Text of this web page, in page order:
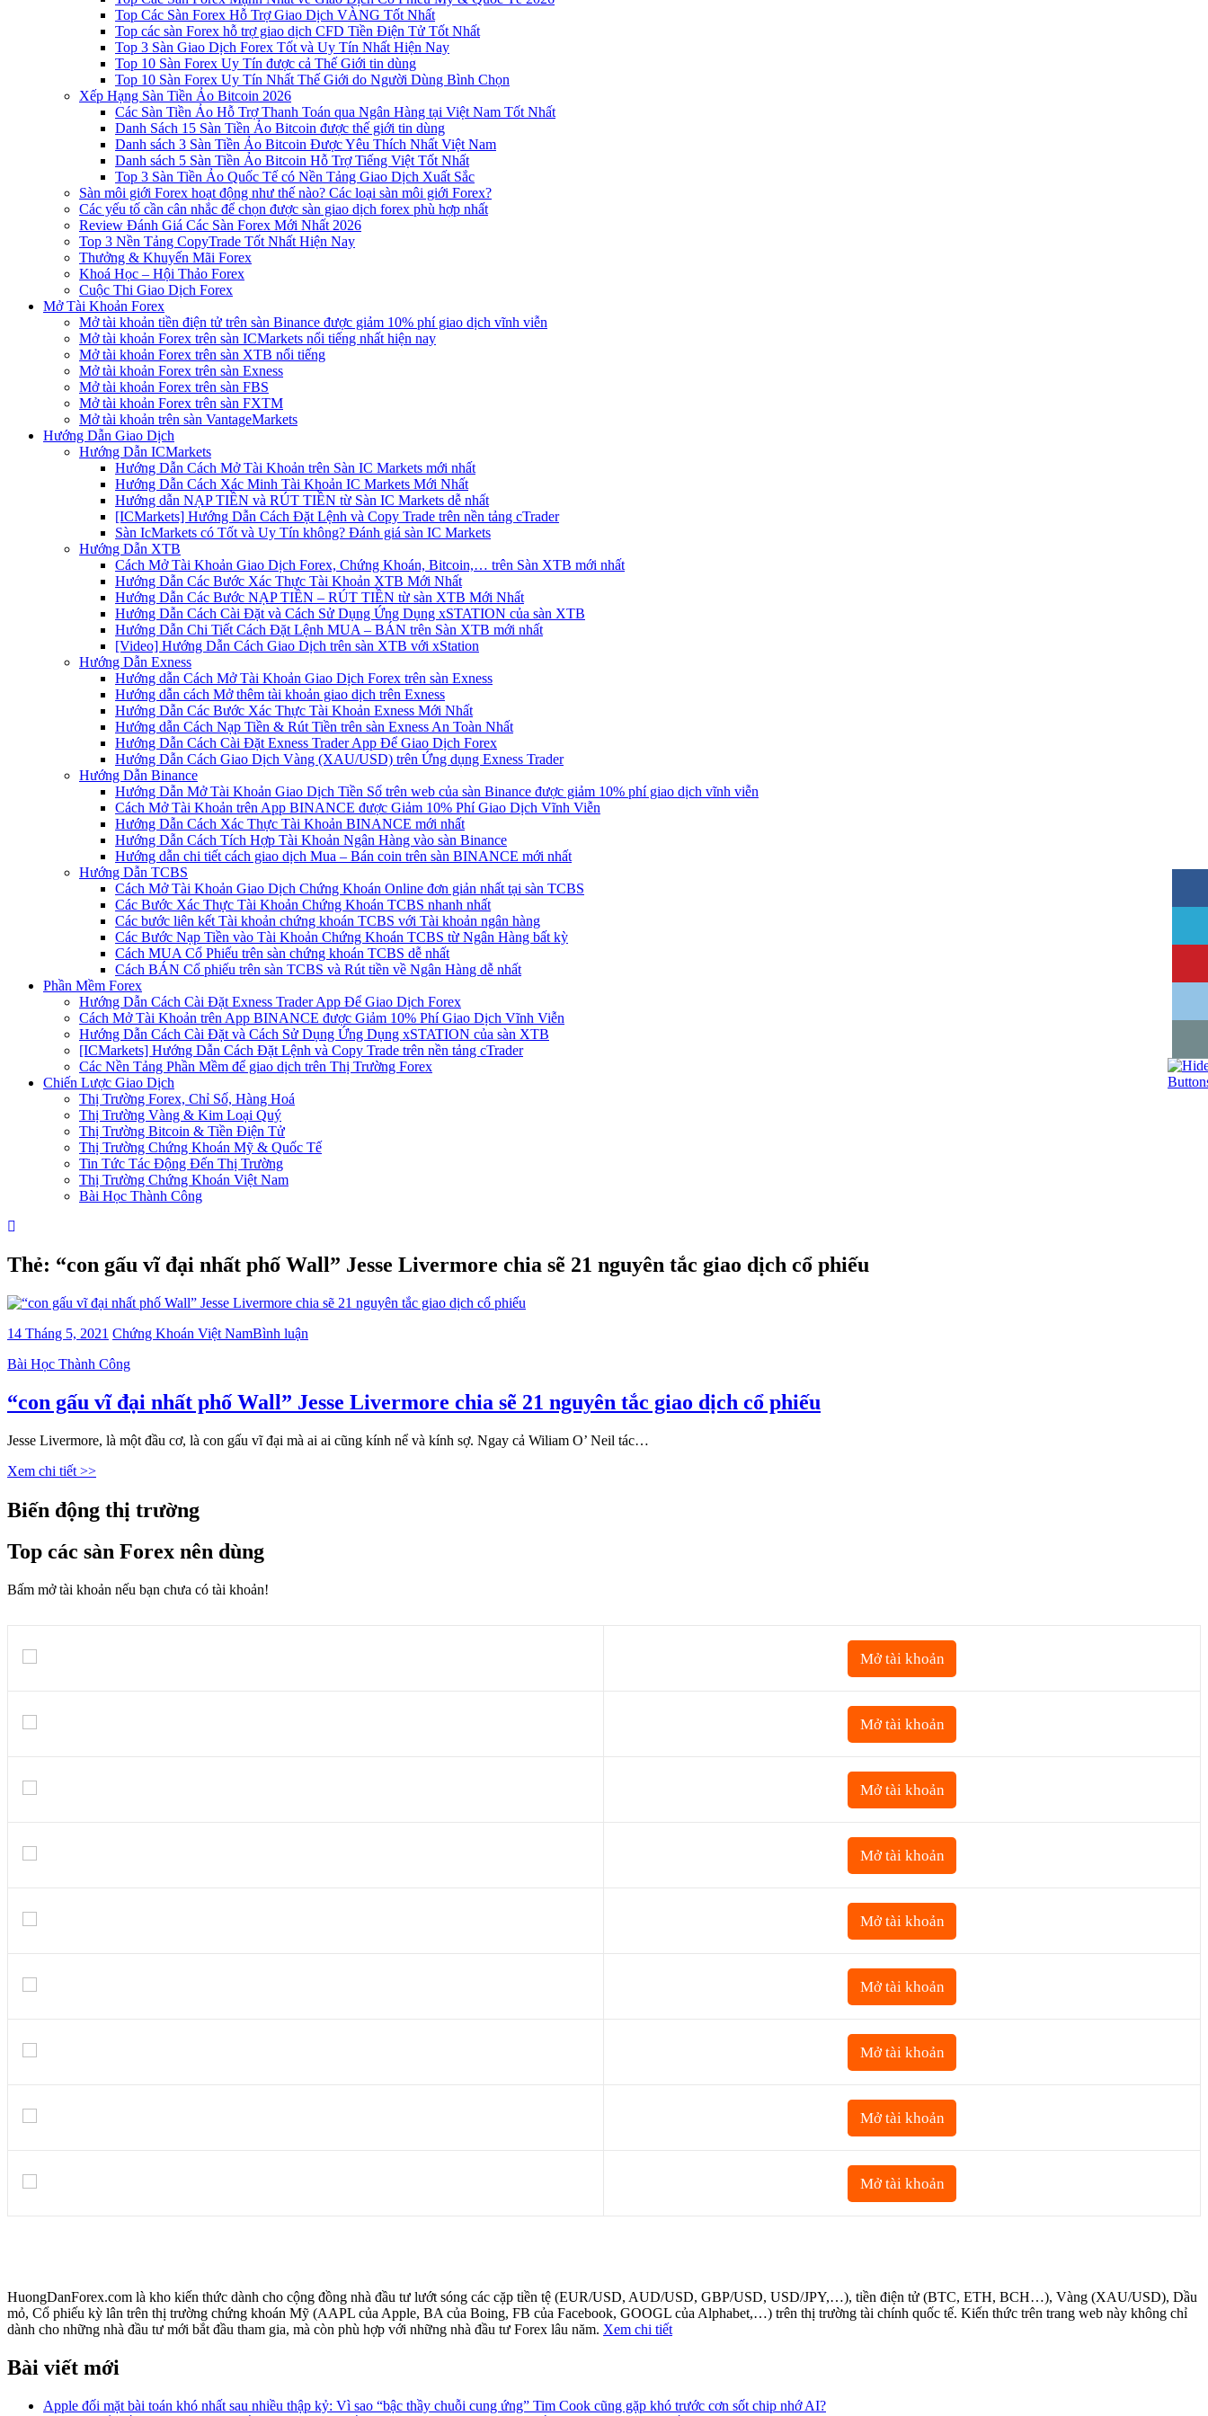
Top Các Sàn Forex Hỗ Trợ Giao Dịch VÀNG Tốt Nhất
Top các sàn Forex hỗ trợ giao dịch CFD Tiền Điện Tử Tốt Nhất
Top 3 Sàn Giao Dịch Forex Tốt và Uy Tín Nhất Hiện Nay
Top 10 Sàn Forex Uy Tín được cả Thế Giới tin dùng
Top 10 Sàn Forex Uy Tín Nhất Thế Giới do Người Dùng Bình Chọn
Xếp Hạng Sàn Tiền Ảo Bitcoin 2026
Các Sàn Tiền Ảo Hỗ Trợ Thanh Toán qua Ngân Hàng tại Việt Nam Tốt Nhất
Danh Sách 15 Sàn Tiền Ảo Bitcoin được thế giới tin dùng
Danh sách 3 Sàn Tiền Ảo Bitcoin Được Yêu Thích Nhất Việt Nam
Danh sách 5 Sàn Tiền Ảo Bitcoin Hỗ Trợ Tiếng Việt Tốt Nhất
Top 3 Sàn Tiền Ảo Quốc Tế có Nền Tảng Giao Dịch Xuất Sắc
Sàn môi giới Forex hoạt động như thế nào? Các loại sàn môi giới Forex?
Các yếu tố cần cân nhắc để chọn được sàn giao dịch forex phù hợp nhất
Review Đánh Giá Các Sàn Forex Mới Nhất 2026
Top 3 Nền Tảng CopyTrade Tốt Nhất Hiện Nay
Thưởng & Khuyến Mãi Forex
Khoá Học – Hội Thảo Forex
Cuộc Thi Giao Dịch Forex
Mở Tài Khoản Forex
Mở tài khoản tiền điện tử trên sàn Binance được giảm 10% phí giao dịch vĩnh viễn
Mở tài khoản Forex trên sàn ICMarkets nổi tiếng nhất hiện nay
Mở tài khoản Forex trên sàn XTB nổi tiếng
Mở tài khoản Forex trên sàn Exness
Mở tài khoản Forex trên sàn FBS
Mở tài khoản Forex trên sàn FXTM
Mở tài khoản trên sàn VantageMarkets
Hướng Dẫn Giao Dịch
Hướng Dẫn ICMarkets
Hướng Dẫn Cách Mở Tài Khoản trên Sàn IC Markets mới nhất
Hướng Dẫn Cách Xác Minh Tài Khoản IC Markets Mới Nhất
Hướng dẫn NẠP TIỀN và RÚT TIỀN từ Sàn IC Markets dễ nhất
[ICMarkets] Hướng Dẫn Cách Đặt Lệnh và Copy Trade trên nền tảng cTrader
Sàn IcMarkets có Tốt và Uy Tín không? Đánh giá sàn IC Markets
Hướng Dẫn XTB
Cách Mở Tài Khoản Giao Dịch Forex, Chứng Khoán, Bitcoin,… trên Sàn XTB mới nhất
Hướng Dẫn Các Bước Xác Thực Tài Khoản XTB Mới Nhất
Hướng Dẫn Các Bước NẠP TIỀN – RÚT TIỀN từ sàn XTB Mới Nhất
Hướng Dẫn Cách Cài Đặt và Cách Sử Dụng Ứng Dụng xSTATION của sàn XTB
Hướng Dẫn Chi Tiết Cách Đặt Lệnh MUA – BÁN trên Sàn XTB mới nhất
[Video] Hướng Dẫn Cách Giao Dịch trên sàn XTB với xStation
Hướng Dẫn Exness
Hướng dẫn Cách Mở Tài Khoản Giao Dịch Forex trên sàn Exness
Hướng dẫn cách Mở thêm tài khoản giao dịch trên Exness
Hướng Dẫn Các Bước Xác Thực Tài Khoản Exness Mới Nhất
Hướng dẫn Cách Nạp Tiền & Rút Tiền trên sàn Exness An Toàn Nhất
Hướng Dẫn Cách Cài Đặt Exness Trader App Để Giao Dịch Forex
Hướng Dẫn Cách Giao Dịch Vàng (XAU/USD) trên Ứng dụng Exness Trader
Hướng Dẫn Binance
Hướng Dẫn Mở Tài Khoản Giao Dịch Tiền Số trên web của sàn Binance được giảm 10% phí giao dịch vĩnh viễn
Cách Mở Tài Khoản trên App BINANCE được Giảm 10% Phí Giao Dịch Vĩnh Viễn
Hướng Dẫn Cách Xác Thực Tài Khoản BINANCE mới nhất
Hướng Dẫn Cách Tích Hợp Tài Khoản Ngân Hàng vào sàn Binance
Hướng dẫn chi tiết cách giao dịch Mua – Bán coin trên sàn BINANCE mới nhất
Hướng Dẫn TCBS
Cách Mở Tài Khoản Giao Dịch Chứng Khoán Online đơn giản nhất tại sàn TCBS
Các Bước Xác Thực Tài Khoản Chứng Khoán TCBS nhanh nhất
Các bước liên kết Tài khoản chứng khoán TCBS với Tài khoản ngân hàng
Các Bước Nạp Tiền vào Tài Khoản Chứng Khoán TCBS từ Ngân Hàng bất kỳ
Cách MUA Cổ Phiếu trên sàn chứng khoán TCBS dễ nhất
Cách BÁN Cổ phiếu trên sàn TCBS và Rút tiền về Ngân Hàng dễ nhất
Phần Mềm Forex
Hướng Dẫn Cách Cài Đặt Exness Trader App Để Giao Dịch Forex
Cách Mở Tài Khoản trên App BINANCE được Giảm 10% Phí Giao Dịch Vĩnh Viễn
Hướng Dẫn Cách Cài Đặt và Cách Sử Dụng Ứng Dụng xSTATION của sàn XTB
[ICMarkets] Hướng Dẫn Cách Đặt Lệnh và Copy Trade trên nền tảng cTrader
Các Nền Tảng Phần Mềm để giao dịch trên Thị Trường Forex
Chiến Lược Giao Dịch
Thị Trường Forex, Chỉ Số, Hàng Hoá
Thị Trường Vàng & Kim Loại Quý
Thị Trường Bitcoin & Tiền Điện Tử
Thị Trường Chứng Khoán Mỹ & Quốc Tế
Tin Tức Tác Động Đến Thị Trường
Thị Trường Chứng Khoán Việt Nam
Bài Học Thành Công
Thẻ: “con gấu vĩ đại nhất phố Wall” Jesse Livermore chia sẽ 21 nguyên tắc giao dịch cổ phiếu
14 Tháng 5, 2021 Chứng Khoán Việt NamBình luận
vĩ
đại
phố
Categories
Bài Học Thành Công
“con gấu vĩ đại nhất phố Wall” Jesse Livermore chia sẽ 21 nguyên tắc giao dịch cổ phiếu
Jesse Livermore, là một đầu cơ, là con gấu vĩ đại mà ai ai cũng kính nể và kính sợ. Ngay cả Wiliam O’ Neil tác…
Xem chi tiết >>
Biến động thị trường
Top các sàn Forex nên dùng
Bấm mở tài khoản nếu bạn chưa có tài khoản!
Mở tài khoản
Mở tài khoản
Mở tài khoản
Mở tài khoản
Mở tài khoản
Mở tài khoản
Mở tài khoản
Mở tài khoản
Mở tài khoản
HuongDanForex.com là kho kiến thức dành cho cộng đồng nhà đầu tư lướt sóng các cặp tiền tệ (EUR/USD, AUD/USD, GBP/USD, USD/JPY,…), tiền điện tử (BTC, ETH, BCH…), Vàng (XAU/USD), Dầu
mỏ, Cổ phiếu kỳ lân trên thị trường chứng khoán Mỹ (AAPL của Apple, BA của Boing, FB của Facebook, GOOGL của Alphabet,…) trên thị trường tài chính quốc tế. Kiến thức trên trang web này không chỉ
dành cho những nhà đầu tư mới bắt đầu tham gia, mà còn phù hợp với những nhà đầu tư Forex lâu năm. Xem chi tiết
Bài viết mới
Apple đối mặt bài toán khó nhất sau nhiều thập kỷ: Vì sao “bậc thầy chuỗi cung ứng” Tim Cook cũng gặp khó trước cơn sốt chip nhớ AI?